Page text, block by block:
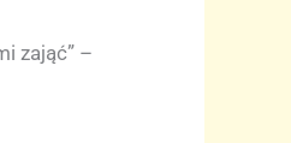
zająć” –